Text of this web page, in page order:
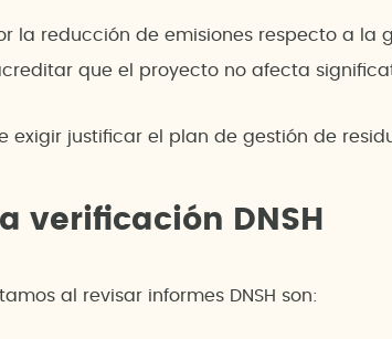
la reducción de emisiones respecto a la
que el proyecto no afecta
exigir justificar el plan de gestión de
verificación DNSH
al revisar informes DNSH son: